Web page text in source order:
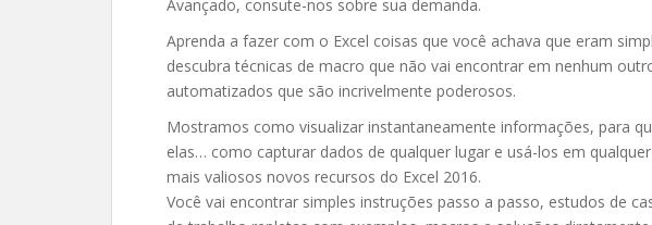
Avançado, consute-nos sobre sua demanda.
Aprenda a fazer com o Excel coisas que você achava que eram
descubra técnicas de macro que não vai encontrar em nenhum
automatizados que são incrivelmente poderosos.
Mostramos como visualizar instantaneamente informações, para
elas… como capturar dados de qualquer lugar e usá-los em
mais valiosos novos recursos do Excel 2016.
Você vai encontrar simples instruções passo a passo, estudos de